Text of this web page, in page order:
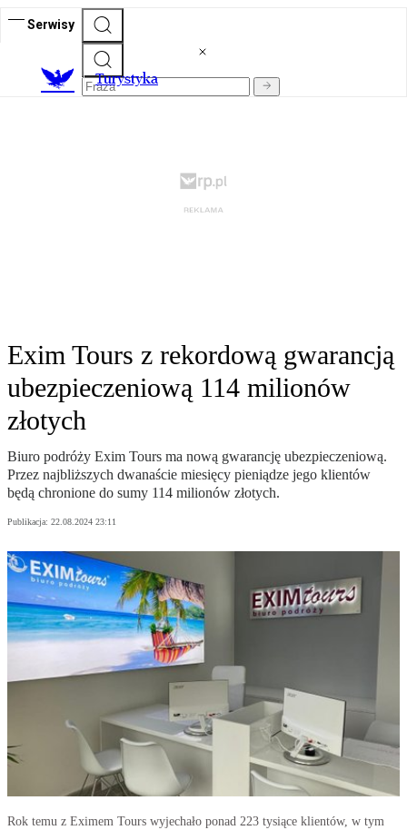
Serwisy
Turystyka
Exim Tours z rekordową gwarancją
ubezpieczeniową 114 milionów
złotych
Biuro podróży Exim Tours ma nową gwarancję ubezpieczeniową.
Przez najbliższych dwanaście miesięcy pieniądze jego klientów
będą chronione do sumy 114 milionów złotych.
Publikacja: 22.08.2024 23:11
Rok temu z Eximem Tours wyjechało ponad 223 tysiące klientów, w tym